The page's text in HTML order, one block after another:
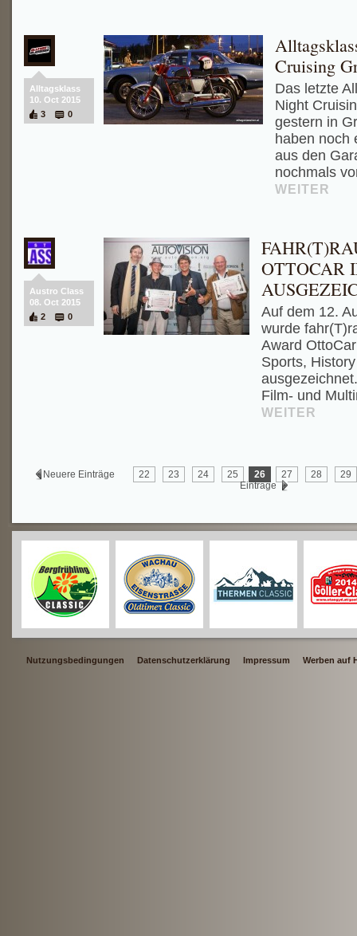
Alltagsklass
10. Oct 2015
3
0
Cruising
Das letzte
Night
gestern in
haben noch
aus den
nochmals
WEITER
Austro Class
08. Oct 2015
2
0
OTTOCAR
Auf dem 12.
wurde
Award
Sports,
Film- und
WEITER
Neuere Einträge 22 23 24 25 26 27 28
29
Einträge
Nutzungsbedingungen Datenschutzerklärung Impressum Werben auf